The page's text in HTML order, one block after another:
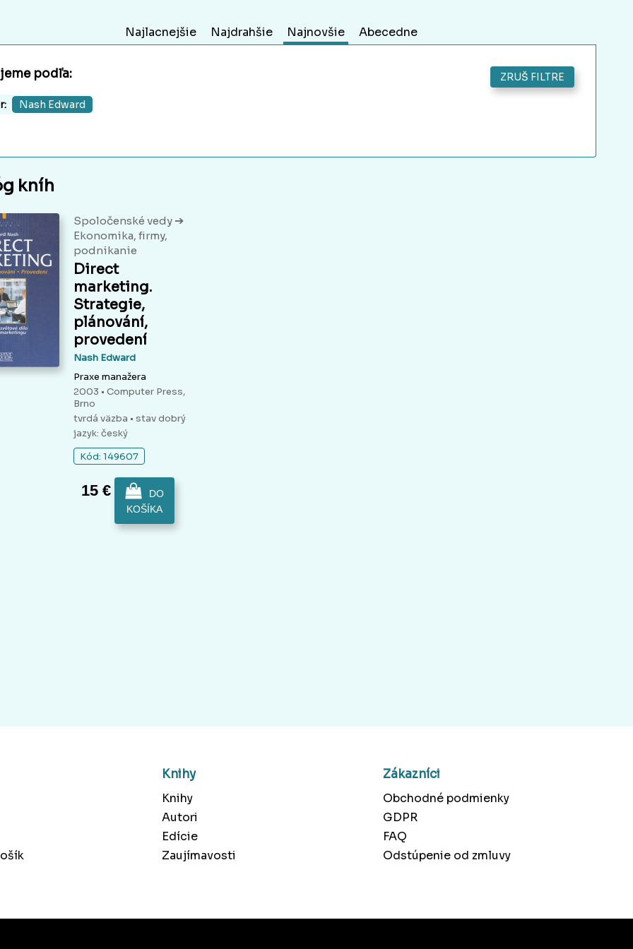
Najlacnejšie Najdrahšie Najnovšie Abecedne
podľa: ZRUŠ FILTRE
Nash Edward
kníh
Spoločenské vedy ➔
Ekonomika, firmy,
podnikanie
Direct
marketing.
Strategie,
plánování,
provedení
Nash Edward
Praxe manažera
2003 • Computer Press,
Brno
tvrdá väzba • stav dobrý
jazyk: český
Kód: 149607
15 €
DO
KOŠÍKA
Knihy
Knihy
Autori
Edície
Zaujímavosti
Zákazníci
Obchodné podmienky
GDPR
FAQ
Odstúpenie od zmluvy